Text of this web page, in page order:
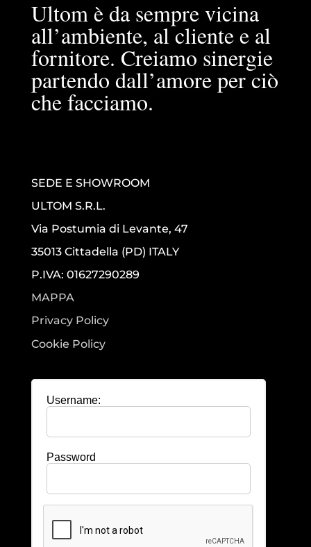
Ultom è da sempre vicina
all’ambiente, al cliente e al
fornitore. Creiamo sinergie
partendo dall’amore per ciò
che facciamo.
SEDE E SHOWROOM
ULTOM S.R.L.
Via Postumia di Levante, 47
35013 Cittadella (PD) ITALY
P.IVA: 01627290289
MAPPA
Privacy Policy
Cookie Policy
Username:
Password